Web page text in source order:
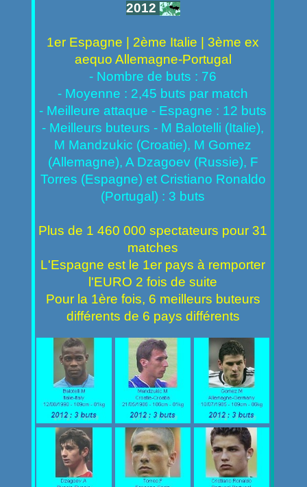
2012
1er Espagne | 2ème Italie | 3ème ex
aequo Allemagne-Portugal
- Nombre de buts : 76
- Moyenne : 2,45 buts par match
- Meilleure attaque - Espagne : 12 buts
- Meilleurs buteurs - M Balotelli (Italie),
M Mandzukic (Croatie), M Gomez
(Allemagne), A Dzagoev (Russie), F
Torres (Espagne) et Cristiano Ronaldo
(Portugal) : 3 buts
Plus de 1 460 000 spectateurs pour 31
matches
L'Espagne est le 1er pays à remporter
l'EURO 2 fois de suite
Pour la 1ère fois, 6 meilleurs buteurs
différents de 6 pays différents